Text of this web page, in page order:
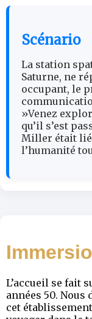
Scénario
La station
Saturne, ne
occupant, le
»Venez
qu’il s’est
Miller était
l’humanité
L’accueil se fait
années 50.
cet